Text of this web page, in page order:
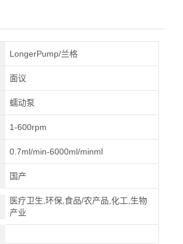
LongerPump/兰格
面议
蠕动泵
1-600rpm
0.7ml/min-6000ml/minml
国产
医疗卫生,环保,食品/农产品,化工,生物
产业